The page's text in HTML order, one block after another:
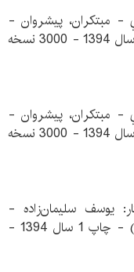
- مبتكران، پيشروان -
396 صفحه - رحلي (شوميز) - چاپ 170 سال 1394 - 3000 نسخه
- مبتكران، پيشروان -
396 صفحه - رحلي (شوميز) - چاپ 165 سال 1394 - 3000 نسخه
يوسف سليمان‌زاده -
كوله‌پشتي - 240 صفحه - رحلي (شوميز) - چاپ 1 سال 1394 -